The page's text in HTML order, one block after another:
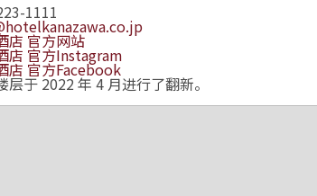
1111
店 官方网站
店 官方Instagram
店 官方Facebook
层于 2022 年 4 月进行了翻新。